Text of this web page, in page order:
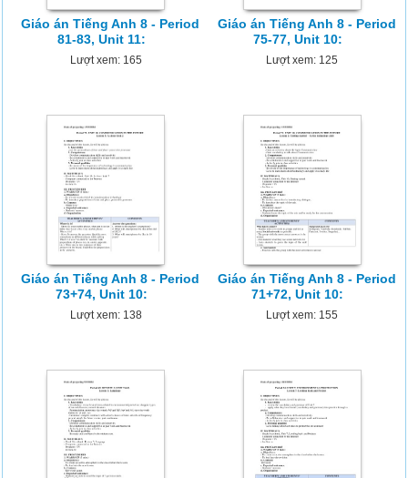
Giáo án Tiếng Anh 8 - Period
81-83, Unit 11:
Lượt xem: 165
Giáo án Tiếng Anh 8 - Period
75-77, Unit 10:
Lượt xem: 125
Giáo án Tiếng Anh 8 - Period
73+74, Unit 10:
Lượt xem: 138
Giáo án Tiếng Anh 8 - Period
71+72, Unit 10:
Lượt xem: 155